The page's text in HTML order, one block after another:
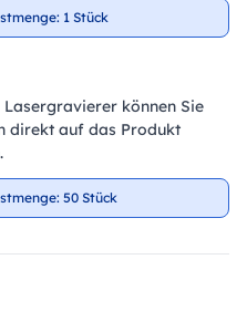
1 Stück
Lasergravierer können Sie
direkt auf das Produkt
50 Stück